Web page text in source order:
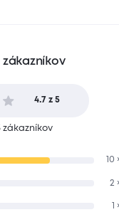
4.7 z 5
zákazníkov
10
2
1